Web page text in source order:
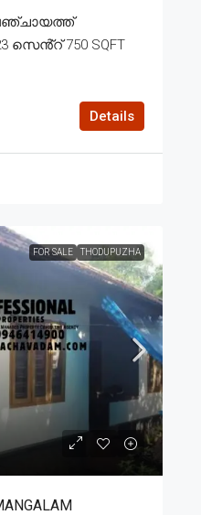
പഞ്ചായത്ത്
750 SQFT
Details
FOR SALE THODUPUZHA